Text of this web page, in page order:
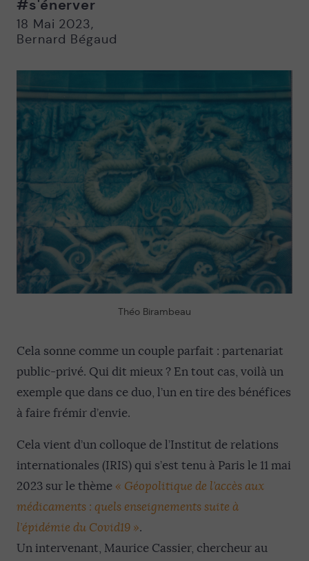
#s'énerver
18 Mai 2023,
Bernard Bégaud
Théo Birambeau
Cela sonne comme un couple parfait : partenariat
public-privé. Qui dit mieux ? En tout cas, voilà un
exemple que dans ce duo, l’un en tire des bénéfices
à faire frémir d’envie.
Cela vient d’un colloque de l’Institut de relations
internationales (IRIS) qui s’est tenu à Paris le 11 mai
2023 sur le thème« Géopolitique de l’accès aux
médicaments : quels enseignements suite à
l’épidémie du Covid19 ».
Un intervenant, Maurice Cassier, chercheur au